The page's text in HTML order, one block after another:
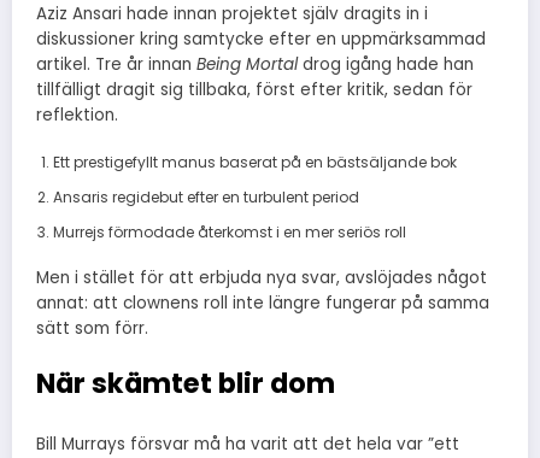
Aziz Ansari hade innan projektet själv dragits in i
diskussioner kring samtycke efter en uppmärksammad
artikel. Tre år innan Being Mortaldrog igång hade han
tillfälligt dragit sig tillbaka, först efter kritik, sedan för
reflektion.
Ett prestigefyllt manus baserat på en bästsäljande bok
Ansaris regidebut efter en turbulent period
Murrejs förmodade återkomst i en mer seriös roll
Men i stället för att erbjuda nya svar, avslöjades något
annat: att clownens roll inte längre fungerar på samma
sätt som förr.
När skämtet blir dom
Bill Murrays försvar må ha varit att det hela var ”ett